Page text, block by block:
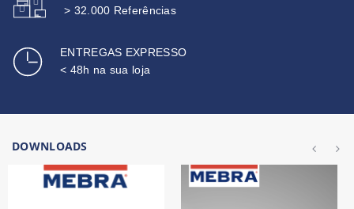
> 32.000 Referências
ENTREGAS EXPRESSO
< 48h na sua loja
DOWNLOADS